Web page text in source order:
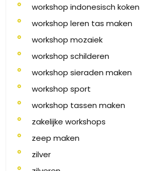
workshop indonesisch koken
workshop leren tas maken
workshop mozaiek
workshop schilderen
workshop sieraden maken
workshop sport
workshop tassen maken
zakelijke workshops
zeep maken
zilver